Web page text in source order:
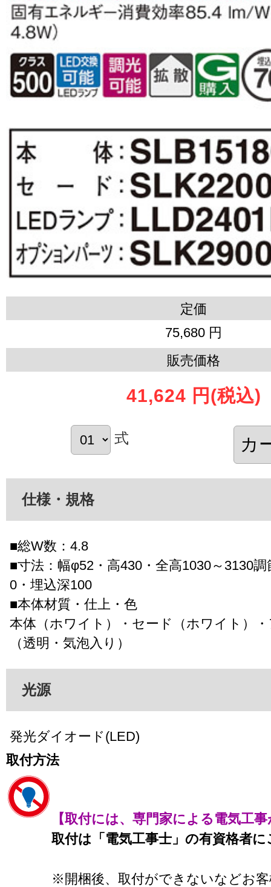
定価
75,680 円
販売価格
41,624 円 (税込)
式
仕様・規格
■総W数：4.8
■寸法：幅φ52・高430・全高1030～3130
0・埋込深100
■本体材質・仕上・色
本体（ホワイト）・セード（ホワイト）
（透明・気泡入り）
光源
発光ダイオード(LED)
取付方法
【取付には、専門家による電気工
取付は「電気工事士」の有資格者
※開梱後、取付ができないなどお